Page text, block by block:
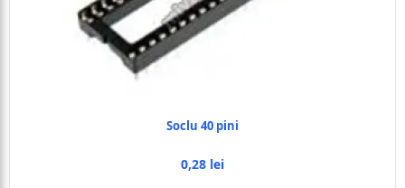
Soclu 40 pini
0,28 lei